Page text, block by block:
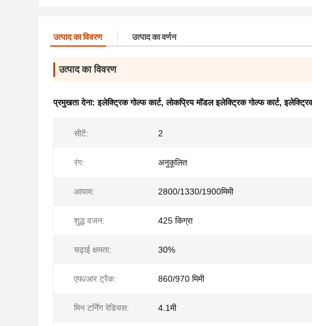
उत्पाद का विवरण उत्पाद का वर्णन
उत्पाद का विवरण
प्रमुखता देना:इलेक्ट्रिक गोल्फ कार्ट,लोकप्रिय मॉडल इलेक्ट्रिक गोल्फ कार्ट,
सीटें: 2
रंग: अनुकूलित
आयाम: 2800/1330/1900मिमी
शुद्ध वजन: 425 किग्रा
चढ़ाई क्षमता: 30%
एफ/आर ट्रैक: 860/970 मिमी
मिन टर्निंग रेडियस: 4.1मी